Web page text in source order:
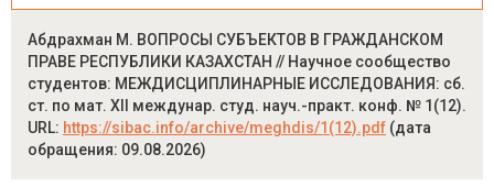
Абдрахман М. ВОПРОСЫ СУБЪЕКТОВ В ГРАЖДАНСКОМ
ПРАВЕ РЕСПУБЛИКИ КАЗАХСТАН // Научное сообщество
студентов: МЕЖДИСЦИПЛИНАРНЫЕ ИССЛЕДОВАНИЯ: сб.
ст. по мат. XII междунар. студ. науч.-практ. конф. № 1(12).
URL: https://sibac.info/archive/meghdis/1(12).pdf (дата
обращения: 09.08.2026)